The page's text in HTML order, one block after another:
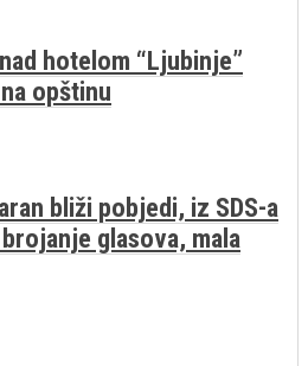
hotelom “Ljubinje”
opštinu
bliži pobjedi, iz SDS-a
glasova, mala